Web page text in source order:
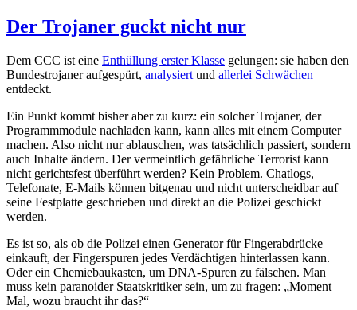
Der Trojaner guckt nicht nur
Dem CCC ist eine Enthüllung erster Klasse gelungen: sie haben den
Bundestrojaner aufgespürt, analysiert und allerlei Schwächen
entdeckt.
Ein Punkt kommt bisher aber zu kurz: ein solcher Trojaner, der
Programmmodule nachladen kann, kann alles mit einem Computer
machen. Also nicht nur ablauschen, was tatsächlich passiert, sondern
auch Inhalte ändern. Der vermeintlich gefährliche Terrorist kann
nicht gerichtsfest überführt werden? Kein Problem. Chatlogs,
Telefonate, E-Mails können bitgenau und nicht unterscheidbar auf
seine Festplatte geschrieben und direkt an die Polizei geschickt
werden.
Es ist so, als ob die Polizei einen Generator für Fingerabdrücke
einkauft, der Fingerspuren jedes Verdächtigen hinterlassen kann.
Oder ein Chemiebaukasten, um DNA-Spuren zu fälschen. Man
muss kein paranoider Staatskritiker sein, um zu fragen: „Moment
Mal, wozu braucht ihr das?“